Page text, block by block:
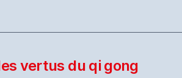
vertus du qi gong